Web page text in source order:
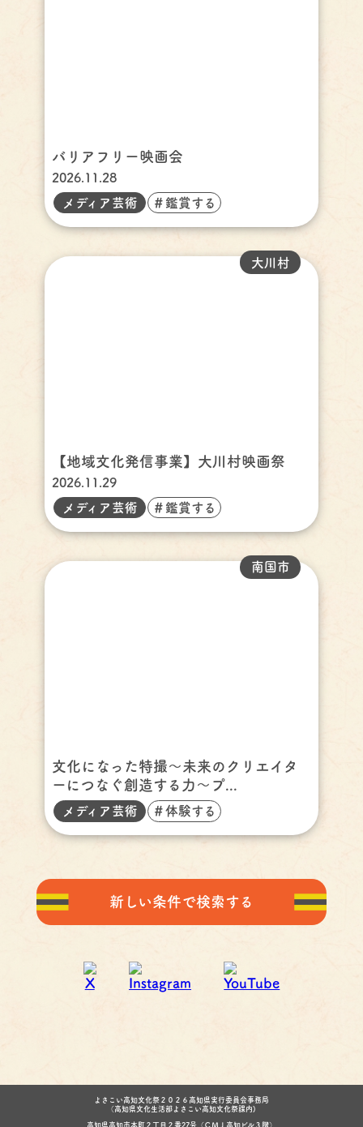
バリアフリー映画会
2026.11.28
メディア芸術
＃鑑賞する
【地域文化発信事業】大川村映画祭
大川村
2026.11.29
メディア芸術
＃鑑賞する
文化になった特撮～未来のクリエイタ
ーにつなぐ創造する力～プ...
南国市
メディア芸術 ＃体験する
新しい条件で検索する
よさこい高知文化祭２０２６高知県実行委員会事務局
（高知県文化生活部よさこい高知文化祭課内)
高知県高知市本町２丁目２番27号（ＣＭＪ高知ビル３階）